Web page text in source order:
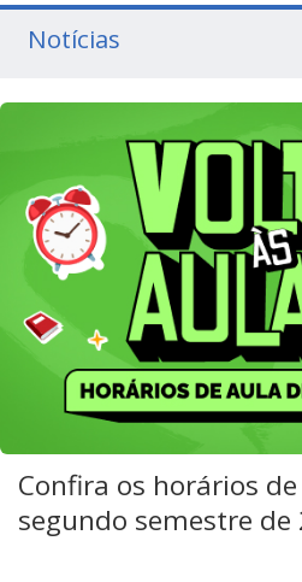
Notícias
Confira os horários
segundo semestre de